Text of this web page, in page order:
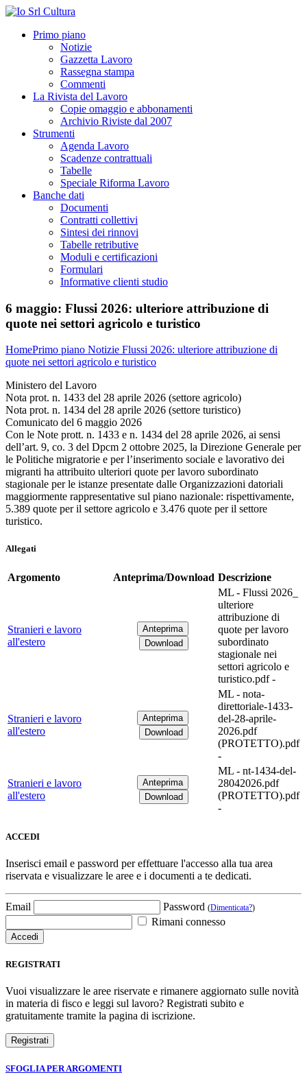
Primo piano
Notizie
Gazzetta Lavoro
Rassegna stampa
Commenti
La Rivista del Lavoro
Copie omaggio e abbonamenti
Archivio Riviste dal 2007
Strumenti
Agenda Lavoro
Scadenze contrattuali
Tabelle
Speciale Riforma Lavoro
Banche dati
Documenti
Contratti collettivi
Sintesi dei rinnovi
Tabelle retributive
Moduli e certificazioni
Formulari
Informative clienti studio
6 maggio: Flussi 2026: ulteriore attribuzione di
quote nei settori agricolo e turistico
HomePrimo piano Notizie Flussi 2026: ulteriore attribuzione di
quote nei settori agricolo e turistico
Ministero del Lavoro
Nota prot. n. 1433 del 28 aprile 2026 (settore agricolo)
Nota prot. n. 1434 del 28 aprile 2026 (settore turistico)
Comunicato del 6 maggio 2026
Con le Note prott. n. 1433 e n. 1434 del 28 aprile 2026, ai sensi
dell’art. 9, co. 3 del Dpcm 2 ottobre 2025, la Direzione Generale per
le Politiche migratorie e per l’inserimento sociale e lavorativo dei
migranti ha attribuito ulteriori quote per lavoro subordinato
stagionale per le istanze presentate dalle Organizzazioni datoriali
maggiormente rappresentative sul piano nazionale: rispettivamente,
5.389 quote per il settore agricolo e 3.476 quote per il settore
turistico.
Allegati
Argomento Anteprima/Download Descrizione
Stranieri e lavoro
all'estero
ML - Flussi 2026_
ulteriore
attribuzione di
quote per lavoro
subordinato
stagionale nei
settori agricolo e
turistico.pdf -
Stranieri e lavoro
all'estero
ML - nota-
direttoriale-1433-
del-28-aprile-
2026.pdf
(PROTETTO).pdf
-
Stranieri e lavoro
all'estero
ML - nt-1434-del-
28042026.pdf
(PROTETTO).pdf
-
ACCEDI
Inserisci email e password per effettuare l'accesso alla tua area
riservata e visualizzare le aree e i documenti a te dedicati.
Email Password (Dimenticata?)
Rimani connesso
REGISTRATI
Vuoi visualizzare le aree riservate e rimanere aggiornato sulle novità
in materia di fisco e leggi sul lavoro? Registrati subito e
gratuitamente tramite la pagina di iscrizione.
SFOGLIA PER ARGOMENTI